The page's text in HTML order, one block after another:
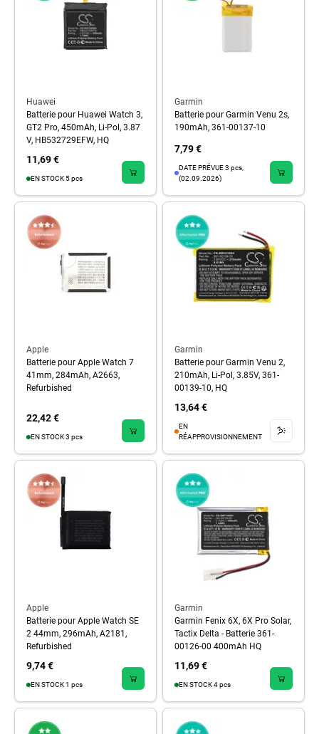
Huawei
Batterie pour Huawei Watch 3,
GT2 Pro, 450mAh, Li-Pol, 3.87
V, HB532729EFW, HQ
11,69 €
EN STOCK 5 pcs
Garmin
Batterie pour Garmin Venu 2s,
190mAh, 361-00137-10
7,79 €
DATE PRÉVUE 3 pcs,
(02.09.2026)
Apple
Batterie pour Apple Watch 7
41mm, 284mAh, A2663,
Refurbished
22,42 €
EN STOCK 3 pcs
Garmin
Batterie pour Garmin Venu 2,
210mAh, Li-Pol, 3.85V, 361-
00139-10, HQ
13,64 €
EN
RÉAPPROVISIONNEMENT
Apple
Batterie pour Apple Watch SE
2 44mm, 296mAh, A2181,
Refurbished
9,74 €
EN STOCK 1 pcs
Garmin
Garmin Fenix 6X, 6X Pro Solar,
Tactix Delta - Batterie 361-
00126-00 400mAh HQ
11,69 €
EN STOCK 4 pcs